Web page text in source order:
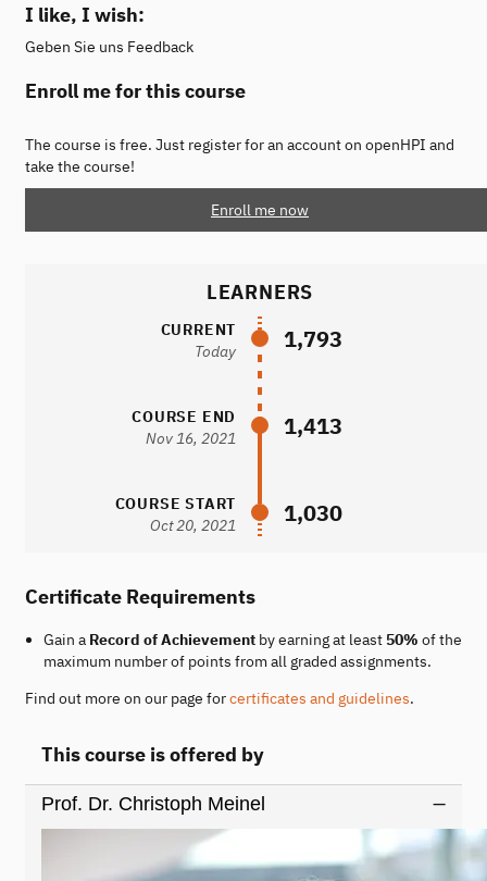
I like, I wish:
Geben Sie uns Feedback
Enroll me for this course
The course is free. Just register for an account on openHPI and
take the course!
Enroll me now
LEARNERS
CURRENT
Today
1,793
COURSE END
Nov 16, 2021
1,413
COURSE START
Oct 20, 2021
1,030
Certificate Requirements
Gain a Record of Achievementby earning at least 50% of the
maximum number of points from all graded assignments.
Find out more on our page forcertificates and guidelines.
This course is offered by
Prof. Dr. Christoph Meinel